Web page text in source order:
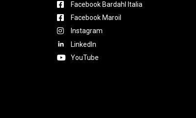
Facebook Bardahl Italia
Facebook Maroil
Instagram
LinkedIn
YouTube